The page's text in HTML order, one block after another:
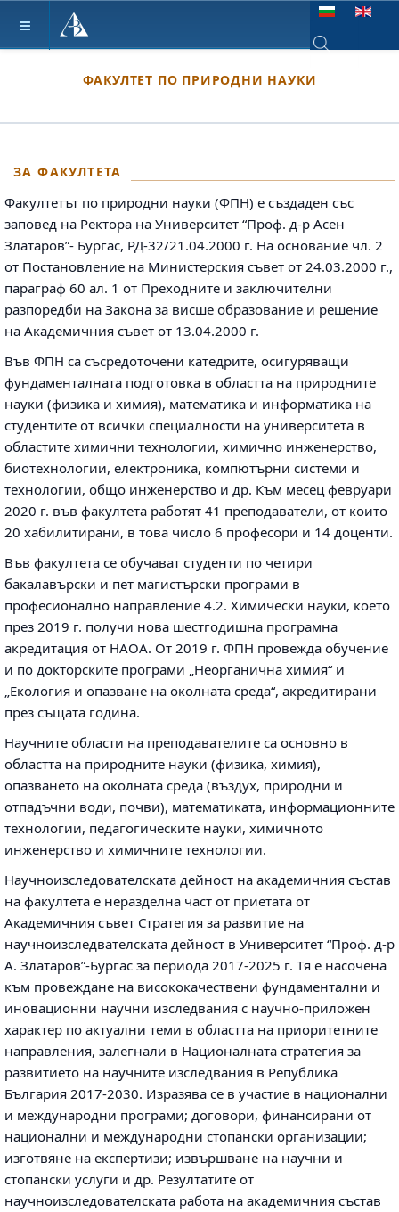
Изберете език
Type 2 or more
ФАКУЛТЕТ ПО ПРИРОДНИ НАУКИ
ЗА ФАКУЛТЕТА
Факултетът по природни науки (ФПН) е създаден със
заповед на Ректора на Университет “Проф. д-р Асен
Златаров”- Бургас, РД-32/21.04.2000 г. На основание чл. 2
от Постановление на Министерския съвет от 24.03.2000 г.,
параграф 60 ал. 1 от Преходните и заключителни
разпоредби на Закона за висше образование и решение
на Академичния съвет от 13.04.2000 г.
Във ФПН са съсредоточени катедрите, осигуряващи
фундаменталната подготовка в областта на природните
науки (физика и химия), математика и информатика на
студентите от всички специалности на университета в
областите химични технологии, химично инженерство,
биотехнологии, електроника, компютърни системи и
технологии, общо инженерство и др. Към месец февруари
2020 г. във факултета работят 41 преподаватели, от които
20 хабилитирани, в това число 6 професори и 14 доценти.
Във факултета се обучават студенти по четири
бакалавърски и пет магистърски програми в
професионално направление 4.2. Химически науки, което
през 2019 г. получи нова шестгодишна програмна
акредитация от НАОА. От 2019 г. ФПН провежда обучение
и по докторските програми „Неорганична химия“ и
„Екология и опазване на околната среда“, акредитирани
през същата година.
Научните области на преподавателите са основно в
областта на природните науки (физика, химия),
опазването на околната среда (въздух, природни и
отпадъчни води, почви), математиката, информационните
технологии, педагогическите науки, химичното
инженерство и химичните технологии.
Научноизследователската дейност на академичния състав
на факултета е неразделна част от приетата от
Академичния съвет Стратегия за развитие на
научноизследвателската дейност в Университет “Проф. д-р
А. Златаров”-Бургас за периода 2017-2025 г. Тя е насочена
към провеждане на висококачествени фундаментални и
иновационни научни изследвания с научно-приложен
характер по актуални теми в областта на приоритетните
направления, залегнали в Националната стратегия за
развитието на научните изследвания в Република
България 2017-2030. Изразява се в участие в национални
и международни програми; договори, финансирани от
национални и международни стопански организации;
изготвяне на експертизи; извършване на научни и
стопански услуги и др. Резултатите от
научноизследователската работа на академичния състав